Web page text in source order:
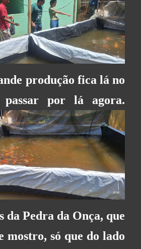
produção fica lá no
passar por lá agora.
da Pedra da Onça, que
mostro, só que do lado